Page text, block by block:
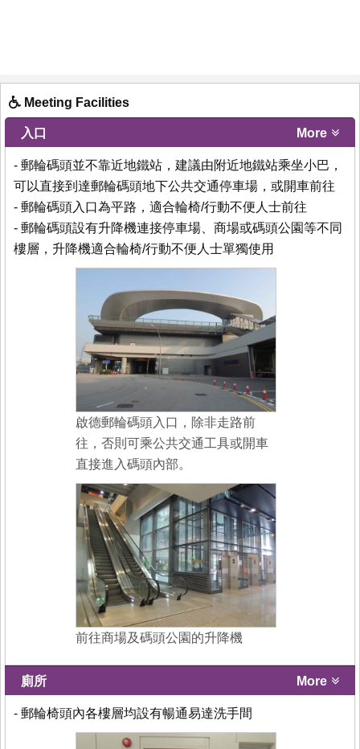
Meeting Facilities
入口 More
- 郵輪碼頭並不靠近地鐵站，建議由附近地鐵站乘坐小巴，
可以直接到達郵輪碼頭地下公共交通停車場，或開車前往
- 郵輪碼頭入口為平路，適合輪椅/行動不便人士前往
- 郵輪碼頭設有升降機連接停車場、商場或碼頭公園等不同
樓層，升降機適合輪椅/行動不便人士單獨使用
啟德郵輪碼頭入口，除非走路前
往，否則可乘公共交通工具或開車
直接進入碼頭內部。
前往商場及碼頭公園的升降機
廁所 More
- 郵輪椅頭內各樓層均設有暢通易達洗手間